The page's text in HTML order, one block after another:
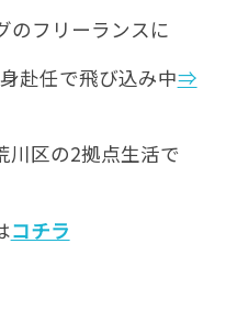
のフリーランスに
赴任で飛び込み中⇒
川区の2拠点生活で
コチラ